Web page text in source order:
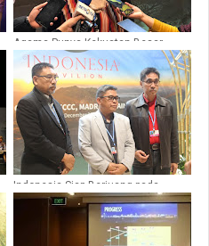
Agama Punya Kekuatan Besar
untuk Kendalikan Perubahan Iklim
Indonesia Siap Berjuang pada
Konferensi Para Pihak Perubahan
Iklim Ke-25 (COP 25 UNFCCC) di